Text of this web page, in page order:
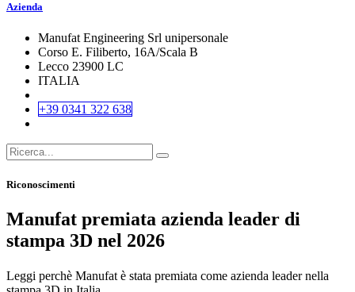
Azienda
Manufat Engineering Srl unipersonale
Corso E. Filiberto, 16A/Scala B
Lecco 23900 LC
ITALIA
+39 0341 322 638
Riconoscimenti
Manufat premiata azienda leader di
stampa 3D nel 2026
Leggi perchè Manufat è stata premiata come azienda leader nella